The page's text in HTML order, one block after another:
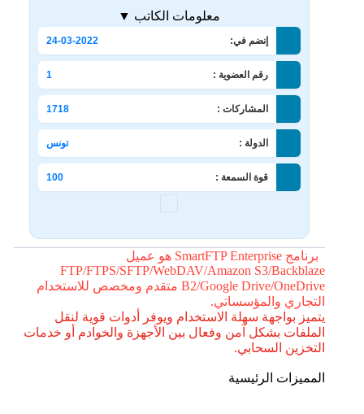
معلومات الكاتب ▼
إنضم في: 24-03-2022
رقم العضوية : 1
المشاركات : 1718
الدولة : تونس
قوة السمعة : 100
برنامج SmartFTP Enterprise هو عميل
FTP/FTPS/SFTP/WebDAV/Amazon S3/Backblaze
B2/Google Drive/OneDrive متقدم ومخصص للاستخدام
التجاري والمؤسساتي.
يتميز بواجهة سهلة الاستخدام ويوفر أدوات قوية لنقل
الملفات بشكل آمن وفعال بين الأجهزة والخوادم أو خدمات
التخزين السحابي.
المميزات الرئيسية